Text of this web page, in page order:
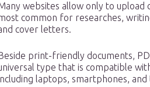
websites allow only to upload
common for researches,
cover letters.
print-friendly documents,
type that is compatible
laptops, smartphones, and